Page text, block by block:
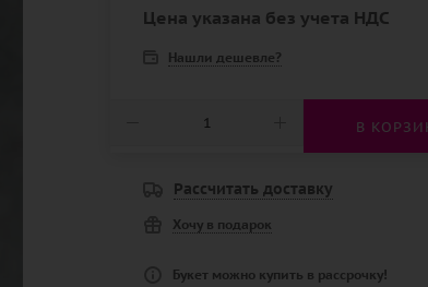
Цена указана без учета НДС
Нашли дешевле?
В
Рассчитать доставку
Хочу в подарок
Букет можно купить в рассрочку!